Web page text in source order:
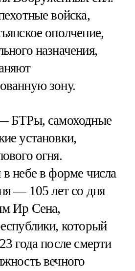
войска,
ополчение,
назначения,
зону.
БТРы, самоходные
установки,
огня.
небе в форме числа
— 105 лет со дня
Ир Сена,
который
года после смерти
вечного